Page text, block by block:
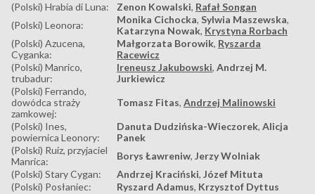
(Polski) Hrabia di Luna: Zenon Kowalski, Rafał Songan
(Polski) Leonora:
Monika Cichocka, Sylwia Maszewska,
Katarzyna Nowak, Krystyna Rorbach
(Polski) Azucena,
Cyganka:
Małgorzata Borowik, Ryszarda
Racewicz
(Polski) Manrico,
trubadur:
Ireneusz Jakubowski, Andrzej M.
Jurkiewicz
(Polski) Ferrando,
dowódca straży
zamkowej:
Tomasz Fitas, Andrzej Malinowski
(Polski) Ines,
powiernica Leonory:
Danuta Dudzińska-Wieczorek, Alicja
Panek
(Polski) Ruiz, przyjaciel
Manrica:
Borys Ławreniw, Jerzy Wolniak
(Polski) Stary Cygan:
Andrzej Kraciński, Józef Mituta
(Polski) Posłaniec:
Ryszard Adamus, Krzysztof Dyttus